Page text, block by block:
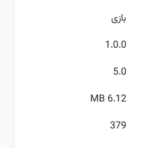
بازی
1.0.0
5.0
6.12 MB
379